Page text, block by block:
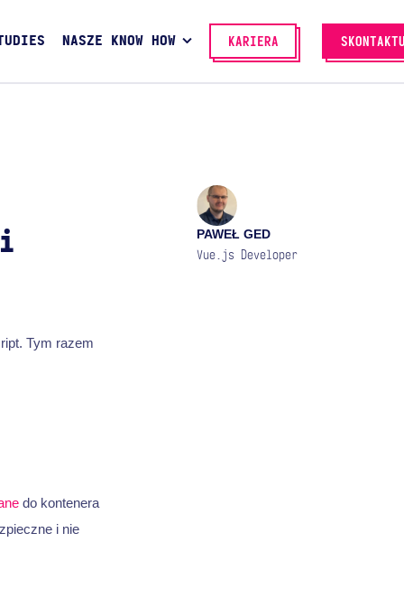
NASZE KNOW HOW KARIERA
PAWEŁ GED
Vue.js Developer
Tym razem
do kontenera
i nie